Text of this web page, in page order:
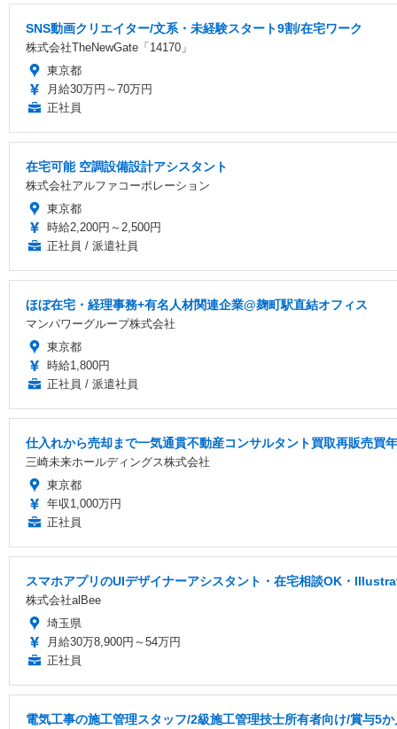
SNS動画クリエイター/文系・未経験スタート9割/在宅ワーク
株式会社TheNewGate「14170」
東京都
月給30万円～70万円
正社員
在宅可能 空調設備設計アシスタント
株式会社アルファコーポレーション
東京都
時給2,200円～2,500円
正社員 / 派遣社員
ほぼ在宅・経理事務+有名人材関連企業@麹町駅直結オフィス
マンパワーグループ株式会社
東京都
時給1,800円
正社員 / 派遣社員
仕入れから売却まで一気通貫不動産コンサルタント買取再販売買
三崎未来ホールディングス株式会社
東京都
年収1,000万円
正社員
スマホアプリのUIデザイナーアシスタント・在宅相談OK・
株式会社alBee
埼玉県
月給30万8,900円～54万円
正社員
電気工事の施工管理スタッフ/2級施工管理技士所有者向け/賞与5